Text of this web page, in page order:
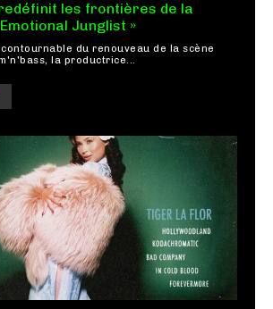
les frontières de la
Junglist »
la productrice...